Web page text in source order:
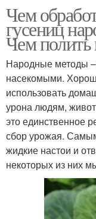
Чем
гусениц
Чем полить
Народные методы
насекомыми. Хорош
использовать
урона людям,
это единственное
сбор урожая.
жидкие настои и
некоторых из них